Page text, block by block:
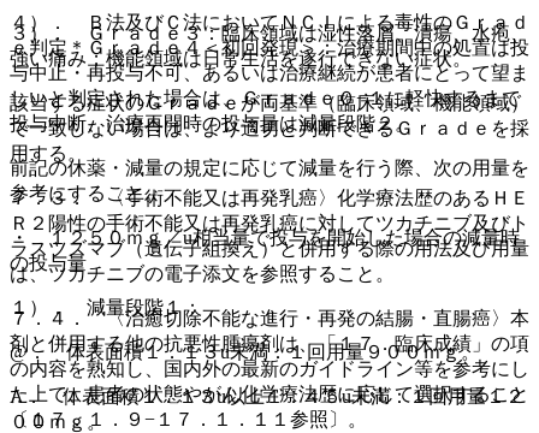
３）． Ｇｒａｄｅ３：臨床領域は湿性落屑、潰瘍、水疱、
強い痛み；機能領域は日常生活を遂行できない症状。
該当する症状のＧｒａｄｅが両基準（臨床領域、機能領域）
で一致しない場合は、より適切と判断できるＧｒａｄｅを採
用する。
７．３． 〈手術不能又は再発乳癌〉化学療法歴のあるＨＥ
Ｒ２陽性の手術不能又は再発乳癌に対してツカチニブ及びト
ラスツズマブ（遺伝子組換え）と併用する際の用法及び用量
は、ツカチニブの電子添文を参照すること。
７．４． 〈治癒切除不能な進行・再発の結腸・直腸癌〉本
剤と併用する他の抗悪性腫瘍剤は、「１７．臨床成績」の項
の内容を熟知し、国内外の最新のガイドライン等を参考にし
た上で、患者の状態やがん化学療法歴に応じて選択すること
〔１７．１．９−１７．１．１１参照〕。
４）． Ｂ法及びＣ法においてＮＣＩによる毒性のＧｒａｄ
ｅ判定＊Ｇｒａｄｅ４＜初回発現＞：治療期間中の処置は投
与中止・再投与不可、あるいは治療継続が患者にとって望ま
しいと判定された場合は、Ｇｒａｄｅ０−１に軽快するまで
投与中断、治療再開時の投与量は減量段階２。
前記の休薬・減量の規定に応じて減量を行う際、次の用量を
参考にすること。
・ １２５０ｍｇ／u相当量で投与を開始した場合の減量時
の投与量
１）． 減量段階１：
@． 体表面積１．１３u未満：１回用量９００ｍｇ。
A． 体表面積１．１３u以上１．４５u未満：１回用量１２
００ｍｇ。